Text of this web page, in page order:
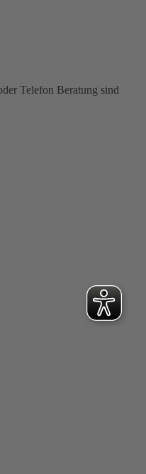
Telefon Beratung sind